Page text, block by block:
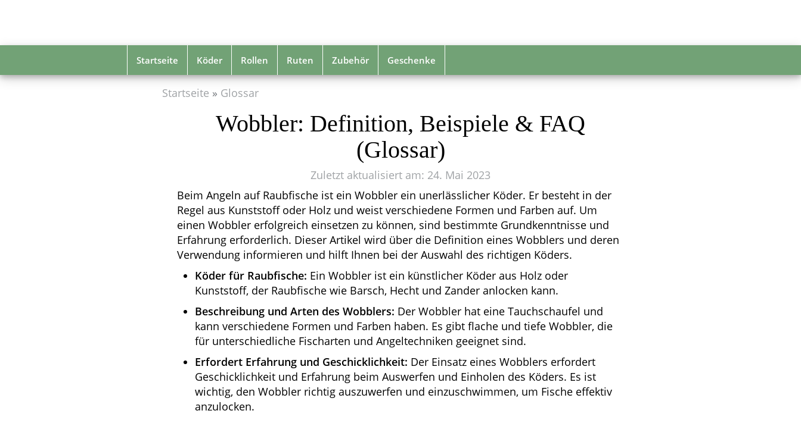
Startseite Köder Rollen Ruten Zubehör Geschenke
Startseite Glossar
Wobbler: Definition, Beispiele & FAQ
(Glossar)
Zuletzt aktualisiert am: 24. Mai 2023
Beim Angeln auf Raubfische ist ein Wobbler ein unerlässlicher Köder. Er besteht in der
Regel aus Kunststoff oder Holz und weist verschiedene Formen und Farben auf. Um
einen Wobbler erfolgreich einsetzen zu können, sind bestimmte Grundkenntnisse und
Erfahrung erforderlich. Dieser Artikel wird über die Definition eines Wobblers und deren
Verwendung informieren und hilft Ihnen bei der Auswahl des richtigen Köders.
Köder für Raubfische: Ein Wobbler ist ein künstlicher Köder aus Holz oder
Kunststoff, der Raubfische wie Barsch, Hecht und Zander anlocken kann.
Beschreibung und Arten des Wobblers: Der Wobbler hat eine Tauchschaufel und
kann verschiedene Formen und Farben haben. Es gibt flache und tiefe Wobbler, die
für unterschiedliche Fischarten und Angeltechniken geeignet sind.
Erfordert Erfahrung und Geschicklichkeit: Der Einsatz eines Wobblers erfordert
Geschicklichkeit und Erfahrung beim Auswerfen und Einholen des Köders. Es ist
wichtig, den Wobbler richtig auszuwerfen und einzuschwimmen, um Fische effektiv
anzulocken.